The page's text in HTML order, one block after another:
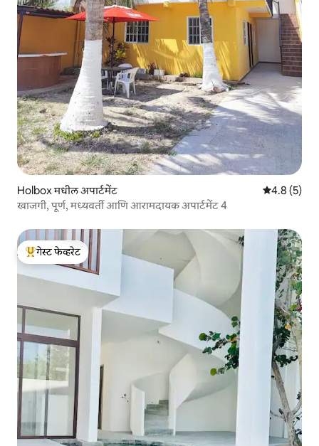
Holbox मधील अपार्टमेंट 5 पैकी 4.8
4.8 (5)
खाजगी, पूर्ण, मध्यवर्ती आणि आरामदायक अपार्टमेंट 4
टॉप गेस्ट फेव्हरेट
गेस्ट फेव्हरेट